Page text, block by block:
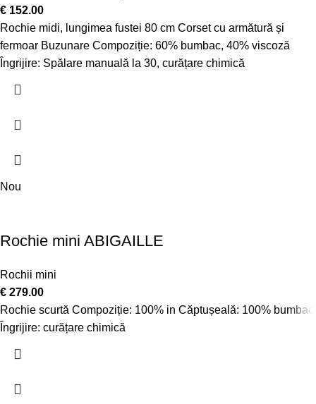
€ 152.00
Rochie midi, lungimea fustei 80 cm Corset cu armătură și
fermoar Buzunare Compoziție: 60% bumbac, 40% viscoză
Îngrijire: Spălare manuală la 30, curățare chimică
Nou
Rochie mini ABIGAILLE
Rochii mini
€ 279.00
Rochie scurtă Compoziție: 100% in Căptușeală: 100% bumbac
Îngrijire: curățare chimică